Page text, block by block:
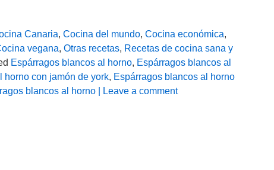
Canaria, Cocina del mundo, Cocina económica,
vegana, Otras recetas, Recetas de cocina sana y
Espárragos blancos al horno, Espárragos blancos al
horno con jamón de york, Espárragos blancos al horno
blancos al horno| Leave a comment